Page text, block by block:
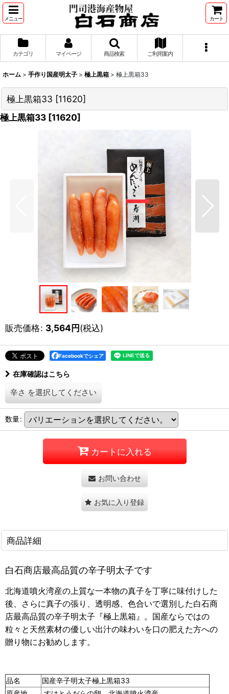
メニュー カート
カテゴリ マイページ 商品検索 ご利用案内
ホーム > 手作り国産明太子 > 極上黒箱 > 極上黒箱33
極上黒箱33 [11620]
極上黒箱33 [11620]
販売価格: 3,564円(税込)
Facebookでシェア
在庫確認はこちら
辛さ を選択してください
数量:
カートに入れる
お問い合わせ
お気に入り登録
商品詳細
白石商店最高品質の辛子明太子です
北海道噴火湾産の上質な一本物の真子を丁寧に味付けした
後、さらに真子の張り、透明感、色合いで選別した白石商
店最高品質の辛子明太子『極上黒箱』。国産ならではの
粒々と天然素材の優しい出汁の味わいを口の肥えた方への
贈り物にお勧めします。
品名
国産辛子明太子極上黒箱33